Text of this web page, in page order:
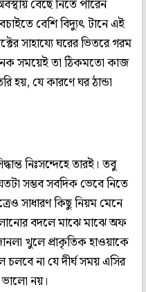
বেছে নিতে পারেন
বেশি বিদ্যুৎ টানে এই
সাহায্যে ঘরের ভিতরে গরম
সময়েই তা ঠিকমতো কাজ
হয়, যে কারণে ঘর ঠান্ডা
নিঃসন্দেহে তারই। তবু
সম্ভব সবদিক ভেবে নিতে
সাধারণ কিছু নিয়ম মেনে
বদলে মাঝে মাঝে অফ
খুলে প্রাকৃতিক হাওয়াকে
না যে দীর্ঘ সময় এসির
ভালো নয়।